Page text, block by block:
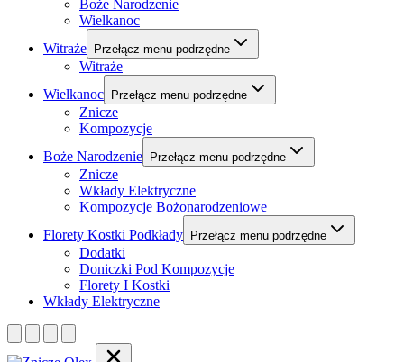
Boże Narodzenie
Wielkanoc
Witraże
Przełącz menu podrzędne
Witraże
Wielkanoc
Przełącz menu podrzędne
Znicze
Kompozycje
Boże Narodzenie
Przełącz menu podrzędne
Znicze
Wkłady Elektryczne
Kompozycje Bożonarodzeniowe
Florety Kostki Podkłady
Przełącz menu podrzędne
Dodatki
Doniczki Pod Kompozycje
Florety I Kostki
Wkłady Elektryczne